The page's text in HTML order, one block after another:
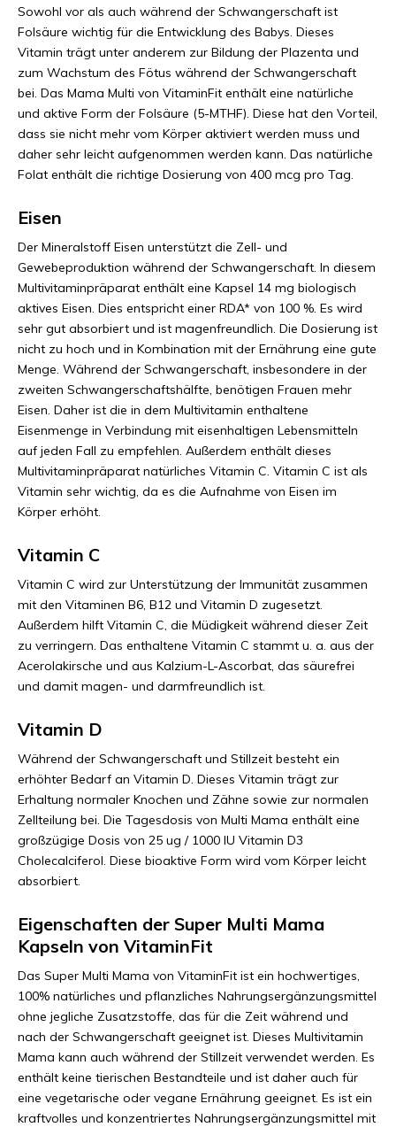
Sowohl vor als auch während der Schwangerschaft ist
Folsäure wichtig für die Entwicklung des Babys. Dieses
Vitamin trägt unter anderem zur Bildung der Plazenta und
zum Wachstum des Fötus während der Schwangerschaft
bei. Das Mama Multi von VitaminFit enthält eine natürliche
und aktive Form der Folsäure (5-MTHF). Diese hat den Vorteil,
dass sie nicht mehr vom Körper aktiviert werden muss und
daher sehr leicht aufgenommen werden kann. Das natürliche
Folat enthält die richtige Dosierung von 400 mcg pro Tag.
Eisen
Der Mineralstoff Eisen unterstützt die Zell- und
Gewebeproduktion während der Schwangerschaft. In diesem
Multivitaminpräparat enthält eine Kapsel 14 mg biologisch
aktives Eisen. Dies entspricht einer RDA* von 100 %. Es wird
sehr gut absorbiert und ist magenfreundlich. Die Dosierung ist
nicht zu hoch und in Kombination mit der Ernährung eine gute
Menge. Während der Schwangerschaft, insbesondere in der
zweiten Schwangerschaftshälfte, benötigen Frauen mehr
Eisen. Daher ist die in dem Multivitamin enthaltene
Eisenmenge in Verbindung mit eisenhaltigen Lebensmitteln
auf jeden Fall zu empfehlen. Außerdem enthält dieses
Multivitaminpräparat natürliches Vitamin C. Vitamin C ist als
Vitamin sehr wichtig, da es die Aufnahme von Eisen im
Körper erhöht.
Vitamin C
Vitamin C wird zur Unterstützung der Immunität zusammen
mit den Vitaminen B6, B12 und Vitamin D zugesetzt.
Außerdem hilft Vitamin C, die Müdigkeit während dieser Zeit
zu verringern. Das enthaltene Vitamin C stammt u. a. aus der
Acerolakirsche und aus Kalzium-L-Ascorbat, das säurefrei
und damit magen- und darmfreundlich ist.
Vitamin D
Während der Schwangerschaft und Stillzeit besteht ein
erhöhter Bedarf an Vitamin D. Dieses Vitamin trägt zur
Erhaltung normaler Knochen und Zähne sowie zur normalen
Zellteilung bei. Die Tagesdosis von Multi Mama enthält eine
großzügige Dosis von 25 ug / 1000 IU Vitamin D3
Cholecalciferol. Diese bioaktive Form wird vom Körper leicht
absorbiert.
Eigenschaften der Super Multi Mama
Kapseln von VitaminFit
Das Super Multi Mama von VitaminFit ist ein hochwertiges,
100% natürliches und pflanzliches Nahrungsergänzungsmittel
ohne jegliche Zusatzstoffe, das für die Zeit während und
nach der Schwangerschaft geeignet ist. Dieses Multivitamin
Mama kann auch während der Stillzeit verwendet werden. Es
enthält keine tierischen Bestandteile und ist daher auch für
eine vegetarische oder vegane Ernährung geeignet. Es ist ein
kraftvolles und konzentriertes Nahrungsergänzungsmittel mit